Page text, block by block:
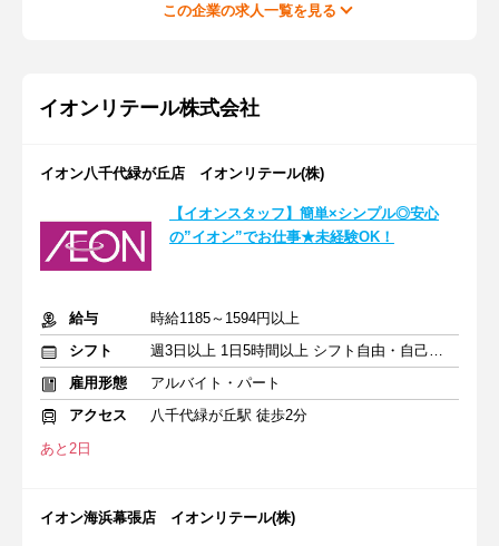
この企業の求人一覧を見る
イオンリテール株式会社
イオン八千代緑が丘店 イオンリテール(株)
【イオンスタッフ】簡単×シンプル◎安心
の”イオン”でお仕事★未経験OK！
給与
時給1185～1594円以上
シフト
週3日以上 1日5時間以上 シフト自由・自己申告
雇用形態
アルバイト・パート
アクセス
八千代緑が丘駅 徒歩2分
あと2日
イオン海浜幕張店 イオンリテール(株)